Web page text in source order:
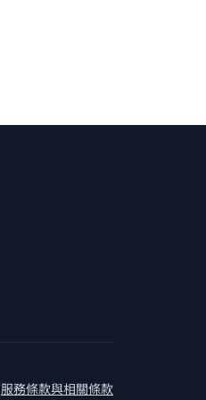
服務條款與相關條款